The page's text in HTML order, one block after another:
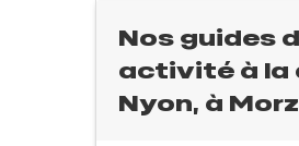
Nos guides
activité à la
Nyon, à